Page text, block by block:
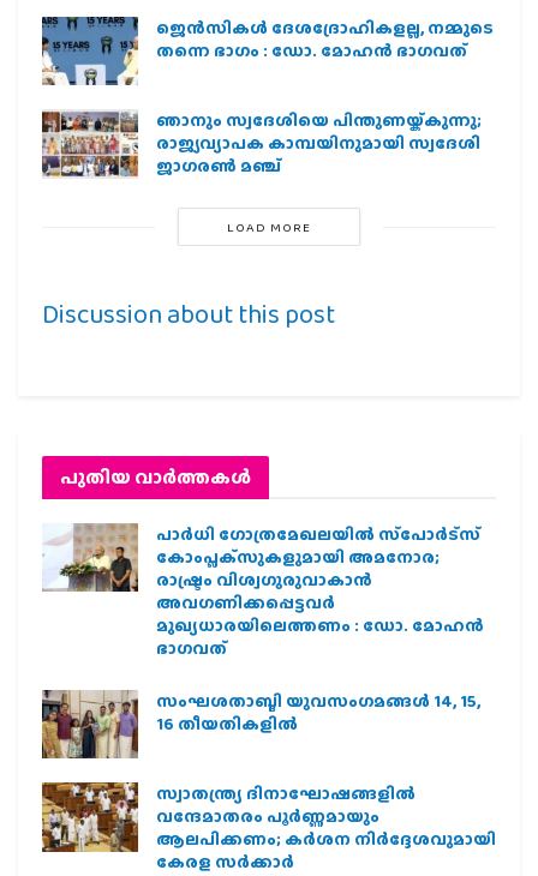
ജെന്‍സികള്‍ ദേശദ്രോഹികളല്ല, നമ്മുടെ
തന്നെ ഭാഗം : ഡോ. മോഹന്‍ ഭാഗവത്
ഞാനും സ്വദേശിയെ പിന്തുണയ്ക്കുന്നു;
രാജ്യവ്യാപക കാമ്പയിനുമായി സ്വദേശി
ജാഗരണ്‍ മഞ്ച്
LOAD MORE
Discussion about this post
പുതിയ വാര്‍ത്തകള്‍
പാര്‍ധി ഗോത്രമേഖലയില്‍ സ്‌പോര്‍ട്‌സ്
കോംപ്ലക്‌സുകളുമായി അമനോര;
രാഷ്ട്രം വിശ്വഗുരുവാകാന്‍
അവഗണിക്കപ്പെട്ടവര്‍
മുഖ്യധാരയിലെത്തണം : ഡോ. മോഹന്‍
ഭാഗവത്
സംഘശതാബ്ദി യുവസംഗമങ്ങള്‍ 14, 15,
16 തീയതികളില്‍
സ്വാതന്ത്ര്യ ദിനാഘോഷങ്ങളിൽ
വന്ദേമാതരം പൂർണ്ണമായും
ആലപിക്കണം; കർശന നിർദ്ദേശവുമായി
കേരള സർക്കാർ